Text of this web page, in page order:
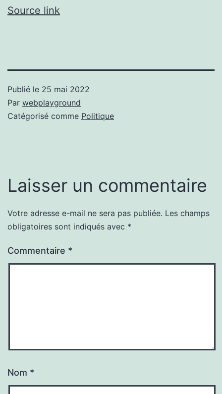
Source link
Publié le 25 mai 2022
Par webplayground
Catégorisé comme Politique
Laisser un commentaire
Votre adresse e-mail ne sera pas publiée. Les champs
obligatoires sont indiqués avec *
Commentaire *
Nom *